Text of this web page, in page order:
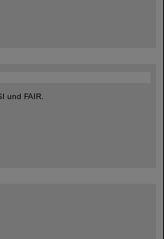
und FAIR.